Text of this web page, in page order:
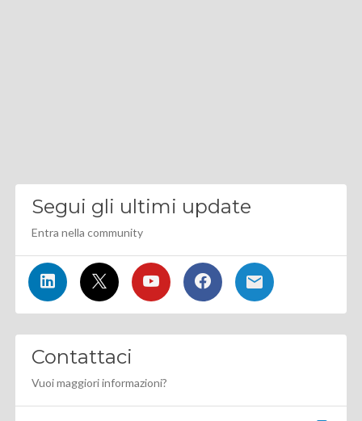
Segui gli ultimi update
Entra nella community
Contattaci
Vuoi maggiori informazioni?